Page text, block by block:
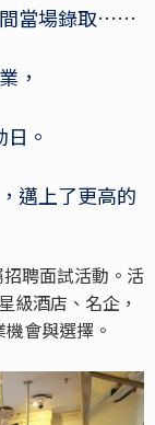
間當場錄取……
，
。
邁上了更高的
聘面試活動。活
級酒店、名企，
會與選擇。